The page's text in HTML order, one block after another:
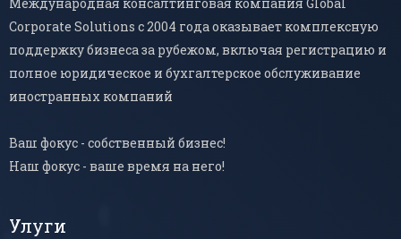
Международная консалтинговая компания Global
Corporate Solutions с 2004 года оказывает комплексную
поддержку бизнеса за рубежом, включая регистрацию и
полное юридическое и бухгалтерское обслуживание
иностранных компаний
Ваш фокус - собственный бизнес!
Наш фокус - ваше время на него!
Улуги